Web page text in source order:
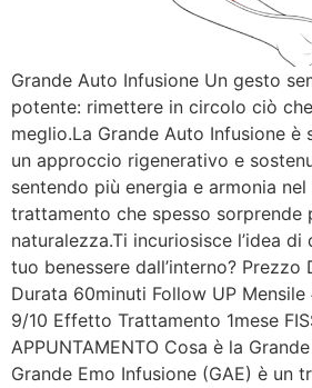
Grande Auto Infusione Un gesto
potente: rimettere in circolo ciò
meglio.La Grande Auto Infusione è
un approccio rigenerativo e
sentendo più energia e armonia
trattamento che spesso sorprende
naturalezza.Ti incuriosisce l’idea di
tuo benessere dall’interno? Prezzo
Durata 60minuti Follow UP
9/10 Effetto Trattamento 1mese
APPUNTAMENTO Cosa è la
Grande Emo Infusione (GAE) è un